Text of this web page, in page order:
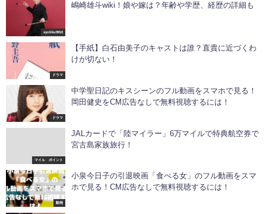
syotiku9910
嶋崎雄斗wiki！娘や嫁は？年齢や学歴、経歴の詳細も
ドラマ
【手紙】白石由美子のキャストは誰？直貴に近づくわ
けが切ない！
ドラマ
中学聖日記のキスシーンのフル動画をスマホで見る！
岡田健史をCM広告なしで無料視聴するには！
マイル ポイント
JALカードで「陸マイラー」6万マイルで特典航空券で
宮古島家族旅行！
動画
小泉今日子の引退映画「食べる女」のフル動画をスマ
ホで見る！CM広告なしで無料視聴するには！